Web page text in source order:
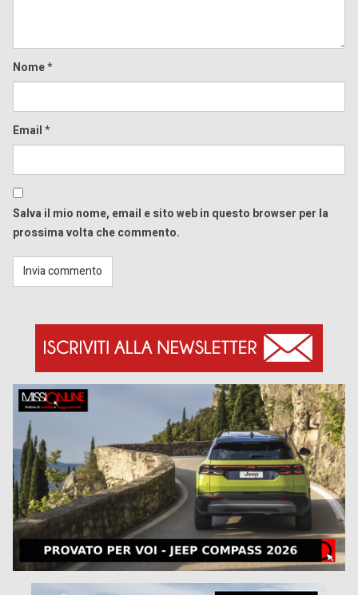
Nome*
Email*
Salva il mio nome, email e sito web in questo browser per la
prossima volta che commento.